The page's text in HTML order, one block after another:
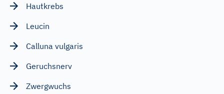
Hautkrebs
Leucin
Calluna vulgaris
Geruchsnerv
Zwergwuchs